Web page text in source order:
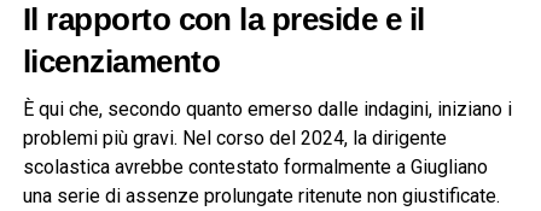
Il rapporto con la preside e il
licenziamento
È qui che, secondo quanto emerso dalle indagini, iniziano i
problemi più gravi. Nel corso del 2024, la dirigente
scolastica avrebbe contestato formalmente a Giugliano
una serie di assenze prolungate ritenute non giustificate.